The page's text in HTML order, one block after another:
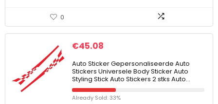
0
€45.08
Auto Sticker Gepersonaliseerde Auto
Stickers Universele Body Sticker Auto
Styling Stick Auto Stickers 2 stks Auto…
Already Sold: 33%